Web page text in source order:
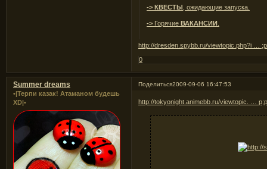
-> КВЕСТЫ , ожидающие запуска.
-> Горячие ВАКАНСИИ .
http://dresden.spybb.ru/viewtopic.php?i …
0
Поделиться2009-09-06 16:47:53
Summer dreams
•|Терпи казак! Атаманом будешь
XD|•
http://tokyonight.animebb.ru/viewtopic. …